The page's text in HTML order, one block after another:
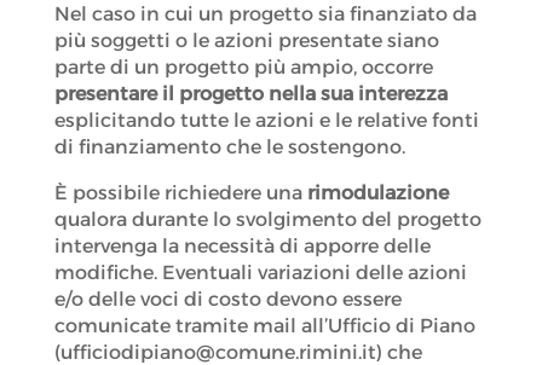
Nel caso in cui un progetto sia finanziato da
più soggetti o le azioni presentate siano
parte di un progetto più ampio, occorre
presentare il progetto nella sua interezza
esplicitando tutte le azioni e le relative fonti
di finanziamento che le sostengono.
È possibile richiedere una rimodulazione
qualora durante lo svolgimento del progetto
intervenga la necessità di apporre delle
modifiche. Eventuali variazioni delle azioni
e/o delle voci di costo devono essere
comunicate tramite mail all’Ufficio di Piano
(ufficiodipiano@comune.rimini.it) che